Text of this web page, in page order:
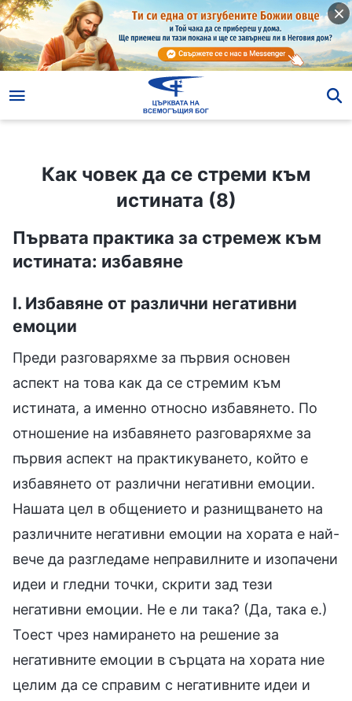
Как човек да се стреми към истината (8)
Как човек да се стреми към
истината (8)
Първата практика за стремеж към
истината: избавяне
I. Избавяне от различни негативни
емоции
Преди разговаряхме за първия основен
аспект на това как да се стремим към
истината, а именно относно избавянето. По
отношение на избавянето разговаряхме за
първия аспект на практикуването, който е
избавянето от различни негативни емоции.
Нашата цел в общението и разнищването на
различните негативни емоции на хората е най-
вече да разгледаме неправилните и изопачени
идеи и гледни точки, скрити зад тези
негативни емоции. Не е ли така? (Да, така е.)
Тоест чрез намирането на решение за
негативните емоции в сърцата на хората ние
целим да се справим с негативните идеи и